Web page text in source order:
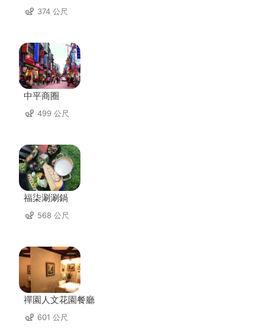
374 公尺
中平商圈
499 公尺
福柒涮涮鍋
568 公尺
禪園人文花園餐廳
601 公尺